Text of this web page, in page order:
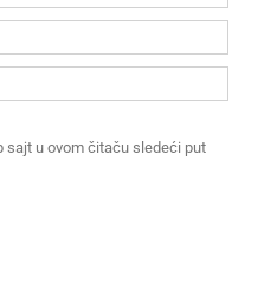
sajt u ovom čitaču sledeći put